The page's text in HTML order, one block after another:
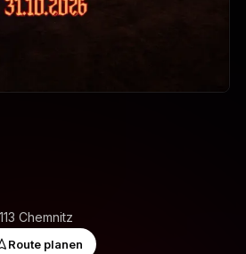
Chemnitz
Route planen